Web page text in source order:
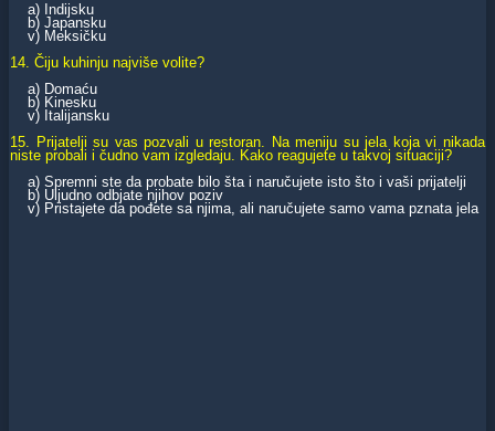
a) Indijsku
b) Japansku
v) Meksičku
14. Čiju kuhinju najviše volite?
a) Domaću
b) Kinesku
v) Italijansku
15. Prijatelji su vas pozvali u restoran. Na meniju su jela koja vi nikada
niste probali i čudno vam izgledaju. Kako reagujete u takvoj situaciji?
a) Spremni ste da probate bilo šta i naručujete isto što i vaši prijatelji
b) Uljudno odbjate njihov poziv
v) Pristajete da pođete sa njima, ali naručujete samo vama pznata jela